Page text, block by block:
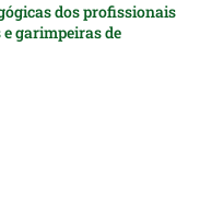
dos profissionais
garimpeiras de